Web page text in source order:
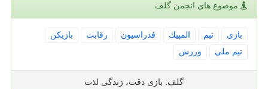
موضوع های انجمن گلف
بازی تیم المپیك فدراسیون رقابت
بازیكن
تیم ملی
ورزش
گلف: بازی دقت، زندگی لذت